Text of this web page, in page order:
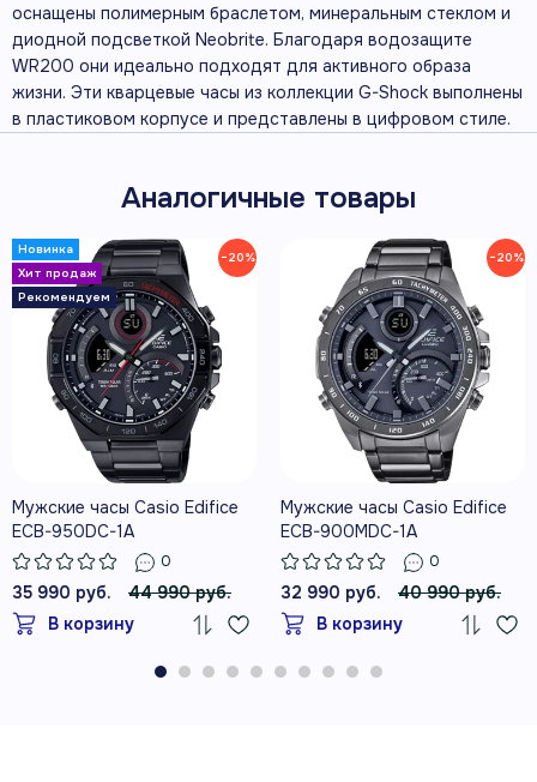
оснащены полимерным браслетом, минеральным стеклом и
диодной подсветкой Neobrite. Благодаря водозащите
WR200 они идеально подходят для активного образа
жизни. Эти кварцевые часы из коллекции G-Shock выполнены
в пластиковом корпусе и представлены в цифровом стиле.
Аналогичные товары
−20%
Мужские часы Casio Edifice
ECB-950DC-1A
0
35 990 руб.
44 990 руб.
В корзину
−20%
Мужские часы Casio Edifice
ECB-900MDC-1A
0
32 990 руб.
40 990 руб.
В корзину